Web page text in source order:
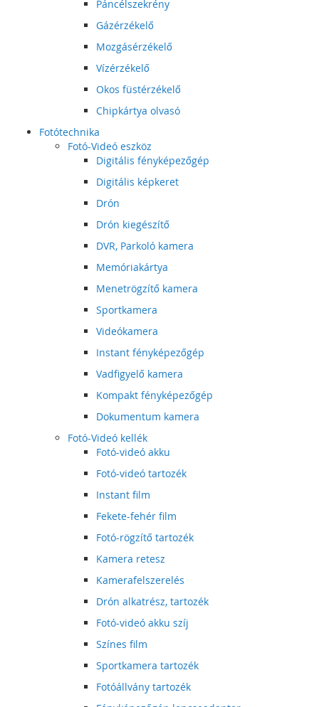
Páncélszekrény
Gázérzékelő
Mozgásérzékelő
Vízérzékelő
Okos füstérzékelő
Chipkártya olvasó
Fotótechnika
Fotó-Videó eszköz
Digitális fényképezőgép
Digitális képkeret
Drón
Drón kiegészítő
DVR, Parkoló kamera
Memóriakártya
Menetrögzítő kamera
Sportkamera
Videókamera
Instant fényképezőgép
Vadfigyelő kamera
Kompakt fényképezőgép
Dokumentum kamera
Fotó-Videó kellék
Fotó-videó akku
Fotó-videó tartozék
Instant film
Fekete-fehér film
Fotó-rögzítő tartozék
Kamera retesz
Kamerafelszerelés
Drón alkatrész, tartozék
Fotó-videó akku szíj
Színes film
Sportkamera tartozék
Fotóállvány tartozék